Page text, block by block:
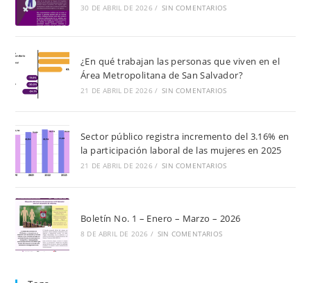
30 DE ABRIL DE 2026 / SIN COMENTARIOS
¿En qué trabajan las personas que viven en el
Área Metropolitana de San Salvador?
21 DE ABRIL DE 2026 / SIN COMENTARIOS
Sector público registra incremento del 3.16% en
la participación laboral de las mujeres en 2025
21 DE ABRIL DE 2026 / SIN COMENTARIOS
Boletín No. 1 – Enero – Marzo – 2026
8 DE ABRIL DE 2026 / SIN COMENTARIOS